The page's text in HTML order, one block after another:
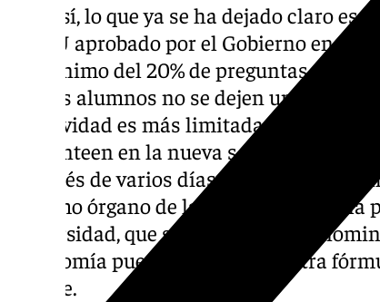
Aun así, lo que ya se ha dejado claro es
la PAU aprobado por el Gobierno en
un mínimo del 20% de preguntas con
que los alumnos no se dejen una parte
optatividad es más limitada, inciden.
se planteen en la nueva selectividad
Después de varios días de reuniones
máximo órgano de la CRUE para que la
universidad, que según la ley se
autonomía puede bautizar con otra
posible.